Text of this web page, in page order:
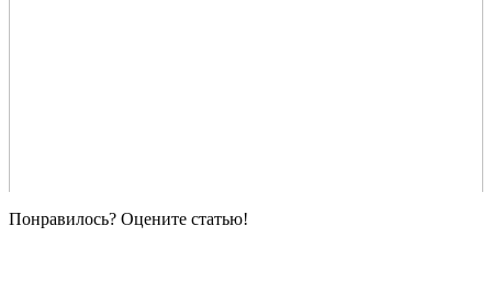
Понравилось? Оцените статью!